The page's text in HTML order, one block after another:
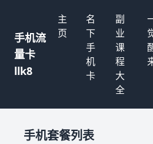
手机流
量卡
llk8
主
页
名
下
手
机
卡
副
业
课
程
大
全
手机套餐列表